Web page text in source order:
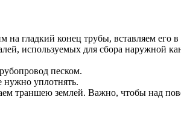
гладкий конец трубы, вставляем его
используемых для сбора наружной
песком.
нужно уплотнять.
траншею землей. Важно, чтобы над